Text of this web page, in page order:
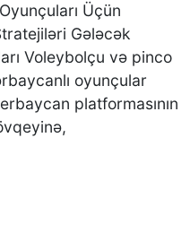
Üçün
Gələcək
Voleybolçu və pinco
oyunçular
platformasının